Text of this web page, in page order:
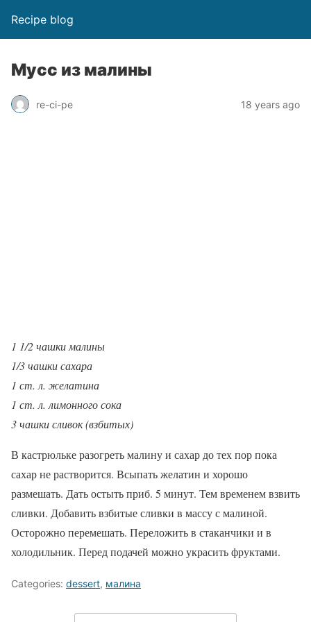
Recipe blog
Мусс из малины
re-ci-pe 18 years ago
1 1/2 чашки малины
1/3 чашки сахара
1 ст. л. желатина
1 ст. л. лимонного сока
3 чашки сливок (взбитых)
В кастрюльке разогреть малину и сахар до тех пор пока
сахар не растворится. Всыпать желатин и хорошо
размешать. Дать остыть приб. 5 минут. Тем временем взвить
сливки. Добавить взбитые сливки в массу с малиной.
Осторожно перемешать. Переложить в стаканчики и в
холодильник. Перед подачей можно украсить фруктами.
Categories: dessert, малина